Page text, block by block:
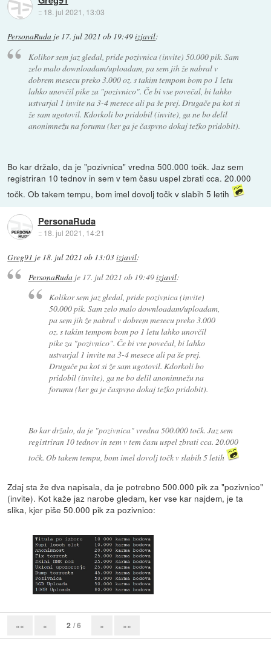
:: 18. jul 2021, 13:03
PersonaRuda je 17. jul 2021 ob 19:49izjavil:
Kolikor sem jaz gledal, pride pozivnica (invite) 50.000 pik. Sam
zelo malo downloadam/uploadam, pa sem jih že nabral v
dobrem mesecu preko 3.000 oz. s takim tempom bom po 1 letu
lahko unovčil pike za "pozivnico". Če bi vse povečal, bi lahko
ustvarjal 1 invite na 3-4 mesece ali pa še prej. Drugače pa kot si
že sam ugotovil. Kdorkoli bo pridobil (invite), ga ne bo delil
anonimnežu na forumu (ker ga je časpvno dokaj težko pridobit).
Bo kar držalo, da je "pozivnica" vredna 500.000 točk. Jaz sem
registriran 10 tednov in sem v tem času uspel zbrati cca. 20.000
točk. Ob takem tempu, bom imel dovolj točk v slabih 5 letih
PersonaRuda
:: 18. jul 2021, 14:21
Greg91 je 18. jul 2021 ob 13:03izjavil:
PersonaRudaje 17. jul 2021 ob 19:49izjavil:
Kolikor sem jaz gledal, pride pozivnica (invite)
50.000 pik. Sam zelo malo downloadam/uploadam,
pa sem jih že nabral v dobrem mesecu preko 3.000
oz. s takim tempom bom po 1 letu lahko unovčil
pike za "pozivnico". Če bi vse povečal, bi lahko
ustvarjal 1 invite na 3-4 mesece ali pa še prej.
Drugače pa kot si že sam ugotovil. Kdorkoli bo
pridobil (invite), ga ne bo delil anonimnežu na
forumu (ker ga je časpvno dokaj težko pridobit).
Bo kar držalo, da je "pozivnica" vredna 500.000 točk. Jaz sem
registriran 10 tednov in sem v tem času uspel zbrati cca. 20.000
točk. Ob takem tempu, bom imel dovolj točk v slabih 5 letih
Zdaj sta že dva napisala, da je potrebno 500.000 pik za "pozivnico"
(invite). Kot kaže jaz narobe gledam, ker vse kar najdem, je ta
slika, kjer piše 50.000 pik za pozivnico:
«« « 2 / 6 » »»